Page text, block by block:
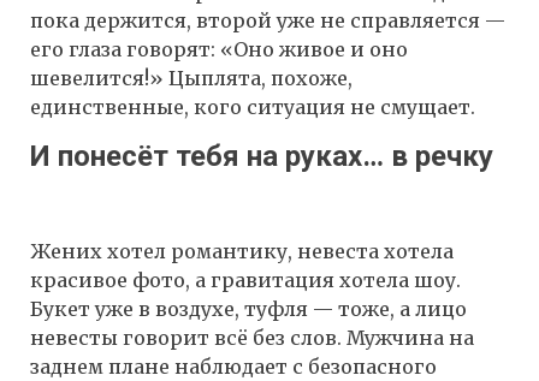
пока держится, второй уже не справляется —
его глаза говорят: «Оно живое и оно
шевелится!» Цыплята, похоже,
единственные, кого ситуация не смущает.
И понесёт тебя на руках… в речку
Жених хотел романтику, невеста хотела
красивое фото, а гравитация хотела шоу.
Букет уже в воздухе, туфля — тоже, а лицо
невесты говорит всё без слов. Мужчина на
заднем плане наблюдает с безопасного